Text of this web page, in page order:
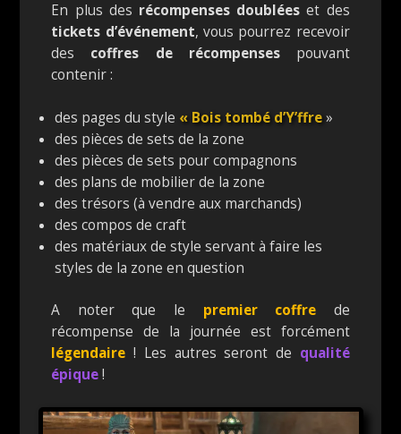
En plus des récompenses doubléeset des
tickets d’événement, vous pourrez recevoir
des coffres de récompensespouvant
contenir :
des pages du style « Bois tombé d’Y’ffre»
des pièces de sets de la zone
des pièces de sets pour compagnons
des plans de mobilier de la zone
des trésors (à vendre aux marchands)
des compos de craft
des matériaux de style servant à faire les
styles de la zone en question
A noter que le premier coffre de
récompense de la journée est forcément
légendaire! Les autres seront de qualité
épique!